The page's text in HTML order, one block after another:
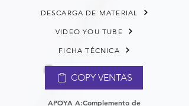
DESCARGA DE MATERIAL
VIDEO YOU TUBE
FICHA TÉCNICA
COPY VENTAS
APOYA A:Complemento de